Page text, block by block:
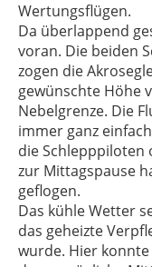
Wertungsflügen.
Da überlappend
voran. Die beiden
zogen die
gewünschte Höhe
Nebelgrenze. Die
immer ganz
die Schlepppiloten
zur Mittagspause
geflogen.
Das kühle Wetter
das geheizte
wurde. Hier